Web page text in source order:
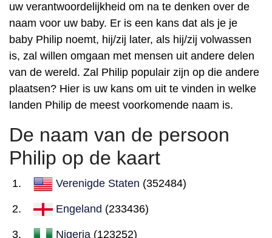
uw verantwoordelijkheid om na te denken over de
naam voor uw baby. Er is een kans dat als je je
baby Philip noemt, hij/zij later, als hij/zij volwassen
is, zal willen omgaan met mensen uit andere delen
van de wereld. Zal Philip populair zijn op die andere
plaatsen? Hier is uw kans om uit te vinden in welke
landen Philip de meest voorkomende naam is.
De naam van de persoon
Philip op de kaart
Verenigde Staten (352484)
Engeland (233436)
Nigeria (123252)